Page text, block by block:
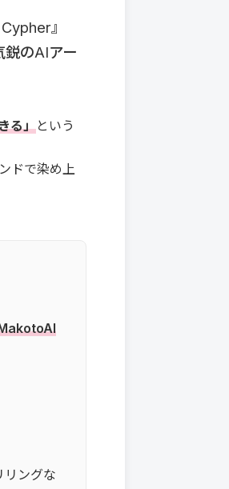
』
のAIアー
る」という
ドで染め上
リングな